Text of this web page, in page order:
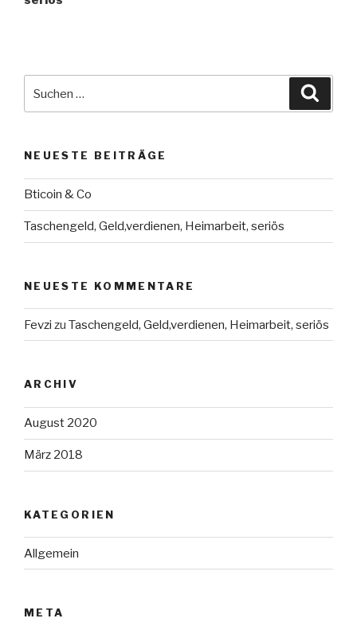
NEUESTE BEITRÄGE
Bticoin & Co
Taschengeld, Geld,verdienen, Heimarbeit, seriös
NEUESTE KOMMENTARE
Fevzi zu Taschengeld, Geld,verdienen, Heimarbeit, seriös
ARCHIV
August 2020
März 2018
KATEGORIEN
Allgemein
META